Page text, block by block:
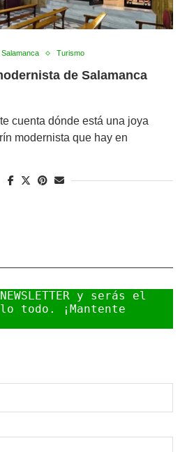
Salamanca Turismo
de Salamanca
cuenta dónde está una joya
modernista que hay en
y serás el
todo. ¡Mantente